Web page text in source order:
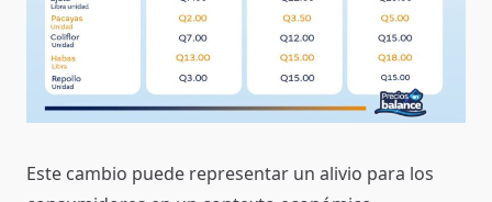
Este cambio puede representar un alivio para los